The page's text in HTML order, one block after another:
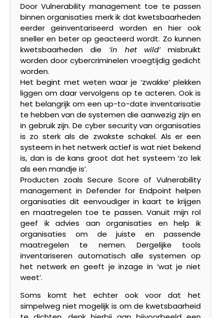
Door Vulnerability management toe te passen
binnen organisaties merk ik dat kwetsbaarheden
eerder geinventariseerd worden en hier ook
sneller en beter op geacteerd wordt. Zo kunnen
kwetsbaarheden die ‘in het wild’misbruikt
worden door cybercriminelen vroegtijdig gedicht
worden.
Het begint met weten waar je ‘zwakke’ plekken
liggen om daar vervolgens op te acteren. Ook is
het belangrijk om een up-to-date inventarisatie
te hebben van de systemen die aanwezig zijn en
in gebruik zijn. De cyber security van organisaties
is zo sterk als de zwakste schakel. Als er een
systeem in het netwerk actief is wat niet bekend
is, dan is de kans groot dat het systeem ‘zo lek
als een mandje is’.
Producten zoals Secure Score of Vulnerability
management in Defender for Endpoint helpen
organisaties dit eenvoudiger in kaart te krijgen
en maatregelen toe te passen. Vanuit mijn rol
geef ik advies aan organisaties en help ik
organisaties om de juiste en passende
maatregelen te nemen. Dergelijke tools
inventariseren automatisch alle systemen op
het netwerk en geeft je inzage in ‘wat je niet
weet’.
Soms komt het echter ook voor dat het
simpelweg niet mogelijk is om de kwetsbaarheid